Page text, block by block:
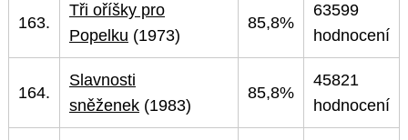
163.
Tři oříšky pro
Popelku (1973)
85,8%
63599
hodnocení
164.
Slavnosti
sněženek (1983)
85,8%
45821
hodnocení